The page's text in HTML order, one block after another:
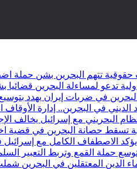
تتهم البحرين بشن حملة
تدعو لمساءلة البحرين
في ضربات إيران يهدد
الديني في البحرين.. إدارة
البحريني مع إسرائيل يخالف
تسقط حصانة البحرين في قضية
الاصطفاف الكامل مع إسرائيل
حملة القمع وتربط التعبير
الدين المعتقلين في البحرين شملت